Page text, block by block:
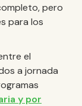
pero
para los
el
a jornada
y por